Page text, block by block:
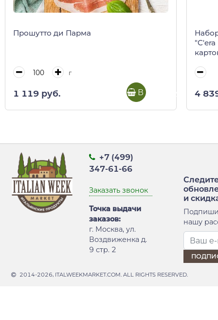
Прошутто ди Парма
г
1 119 руб. В корзину 4
+7 (499)
347-61-66
Заказать звонок
Точка выдачи
заказов:
г. Москва, ул.
Воздвиженка д.
9 стр. 2
и
нашу
2014-2026, ITALWEEKMARKET.COM. ALL RIGHTS RESERVED.